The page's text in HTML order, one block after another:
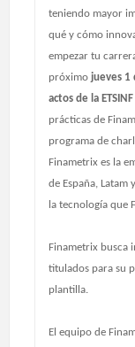
teniendo mayor
qué y cómo
empezar tu
próximo jueves 1
actos de la
prácticas de
programa de
Finametrix es la
de España, Latam y
la tecnología que
Finametrix busca
titulados para su
plantilla.
El equipo de